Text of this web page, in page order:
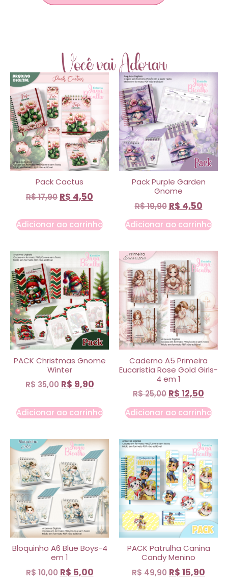
Você vai Adorar
Pack Cactus
R$17,90 R$ 4,50
Adicionar ao carrinho
Pack Purple Garden
Gnome
R$19,90 R$ 4,50
Adicionar ao carrinho
PACK Christmas Gnome
Winter
R$35,00 R$ 9,90
Adicionar ao carrinho
Caderno A5 Primeira
Eucaristia Rose Gold Girls-
4 em 1
R$25,00 R$ 12,50
Adicionar ao carrinho
Bloquinho A6 Blue Boys-4
em 1
R$10,00 R$ 5,00
PACK Patrulha Canina
Candy Menino
R$49,90 R$ 15,90